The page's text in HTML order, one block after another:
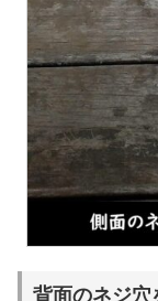
背面のネジ穴